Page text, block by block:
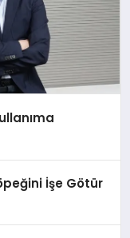
İşe Götür